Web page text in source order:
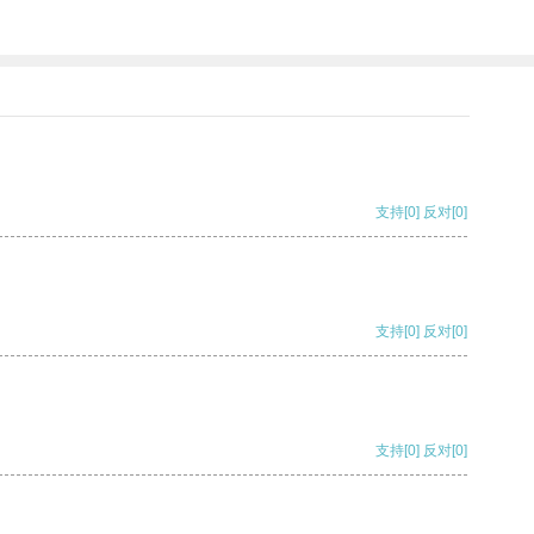
支持[0] 反对[0]
支持[0] 反对[0]
支持[0] 反对[0]